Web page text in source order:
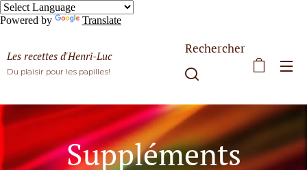
Powered by Translate
Les recettes d'Henri-Luc
Du plaisir pour les papilles!
Rechercher
Suppléments